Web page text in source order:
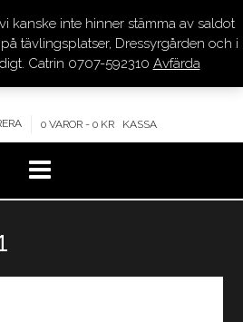
KOMPETENS – SERVICE
0 VAROR - 0 KR KASSA
kanske inte hinner stämma av saldot
tävlingsplatser, Dressyrgården och i
Catrin 0707-592310 Avfärda